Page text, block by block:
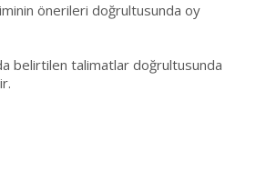
önerileri doğrultusunda oy
belirtilen talimatlar doğrultusunda